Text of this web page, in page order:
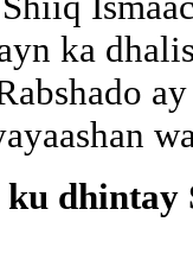
ka
dhintay